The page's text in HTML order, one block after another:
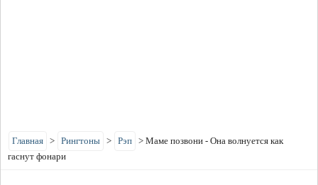
Главная > Рингтоны > Рэп > Маме позвони - Она волнуется как
гаснут фонари